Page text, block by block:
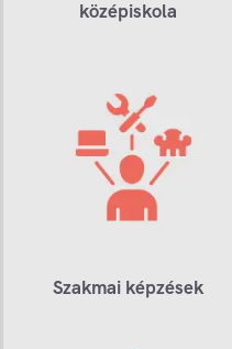
középiskola
Szakmai képzések